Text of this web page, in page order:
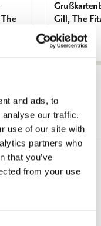
and ads, to
our traffic.
use of our site with
partners who
that you’ve
from your use
Gill, The
€ 8,99
Zur
Wunschliste